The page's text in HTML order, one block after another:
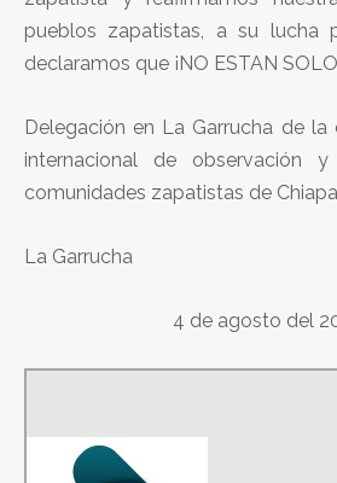
pueblos zapatistas, a su lucha
declaramos que ¡NO ESTAN
Delegación en La Garrucha de la
internacional de observación
comunidades zapatistas de
La Garrucha
4 de agosto del